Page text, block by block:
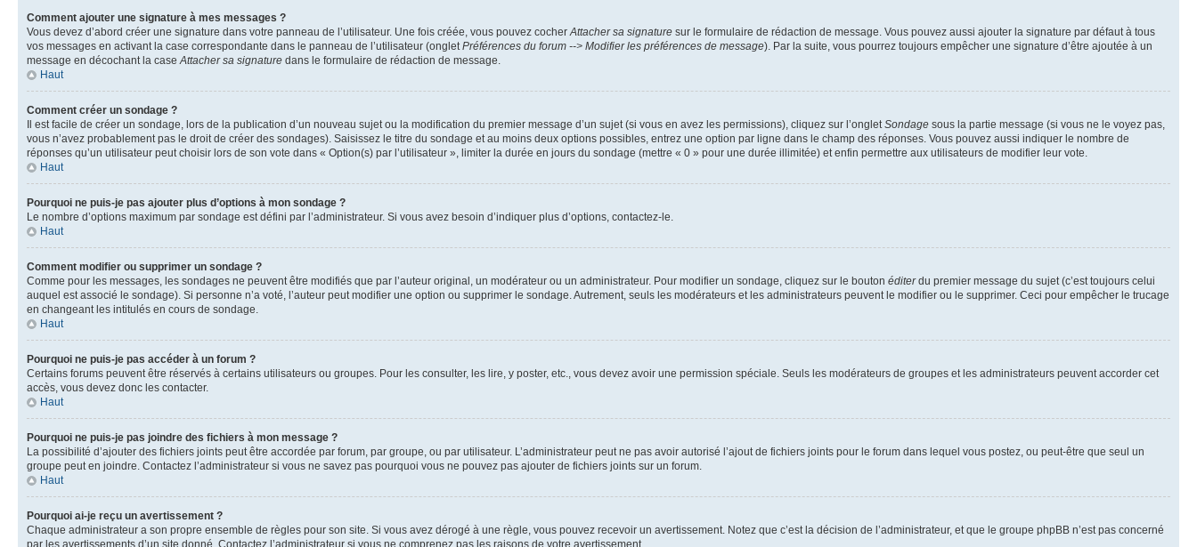
Comment ajouter une signature à mes messages ?
Vous devez d’abord créer une signature dans votre panneau de l’utilisateur. Une fois créée, vous pouvez cocherAttacher sa signature sur le formulaire de rédaction de message. Vous pouvez aussi ajouter la signature par défaut à tous
vos messages en activant la case correspondante dans le panneau de l’utilisateur (ongletPréférences du forum --> Modifier les préférences de message). Par la suite, vous pourrez toujours empêcher une signature d’être ajoutée à un
message en décochant la caseAttacher sa signature dans le formulaire de rédaction de message.
Haut
Comment créer un sondage ?
Il est facile de créer un sondage, lors de la publication d’un nouveau sujet ou la modification du premier message d’un sujet (si vous en avez les permissions), cliquez sur l’ongletSondage sous la partie message (si vous ne le voyez pas,
vous n’avez probablement pas le droit de créer des sondages). Saisissez le titre du sondage et au moins deux options possibles, entrez une option par ligne dans le champ des réponses. Vous pouvez aussi indiquer le nombre de
réponses qu’un utilisateur peut choisir lors de son vote dans « Option(s) par l’utilisateur », limiter la durée en jours du sondage (mettre « 0 » pour une durée illimitée) et enfin permettre aux utilisateurs de modifier leur vote.
Haut
Pourquoi ne puis-je pas ajouter plus d’options à mon sondage ?
Le nombre d’options maximum par sondage est défini par l’administrateur. Si vous avez besoin d’indiquer plus d’options, contactez-le.
Haut
Comment modifier ou supprimer un sondage ?
Comme pour les messages, les sondages ne peuvent être modifiés que par l’auteur original, un modérateur ou un administrateur. Pour modifier un sondage, cliquez sur le bouton éditerdu premier message du sujet (c’est toujours celui
auquel est associé le sondage). Si personne n’a voté, l’auteur peut modifier une option ou supprimer le sondage. Autrement, seuls les modérateurs et les administrateurs peuvent le modifier ou le supprimer. Ceci pour empêcher le trucage
en changeant les intitulés en cours de sondage.
Haut
Pourquoi ne puis-je pas accéder à un forum ?
Certains forums peuvent être réservés à certains utilisateurs ou groupes. Pour les consulter, les lire, y poster, etc., vous devez avoir une permission spéciale. Seuls les modérateurs de groupes et les administrateurs peuvent accorder cet
accès, vous devez donc les contacter.
Haut
Pourquoi ne puis-je pas joindre des fichiers à mon message ?
La possibilité d’ajouter des fichiers joints peut être accordée par forum, par groupe, ou par utilisateur. L’administrateur peut ne pas avoir autorisé l’ajout de fichiers joints pour le forum dans lequel vous postez, ou peut-être que seul un
groupe peut en joindre. Contactez l’administrateur si vous ne savez pas pourquoi vous ne pouvez pas ajouter de fichiers joints sur un forum.
Haut
Pourquoi ai-je reçu un avertissement ?
Chaque administrateur a son propre ensemble de règles pour son site. Si vous avez dérogé à une règle, vous pouvez recevoir un avertissement. Notez que c’est la décision de l’administrateur, et que le groupe phpBB n’est pas concerné
par les avertissements d’un site donné. Contactez l’administrateur si vous ne comprenez pas les raisons de votre avertissement.